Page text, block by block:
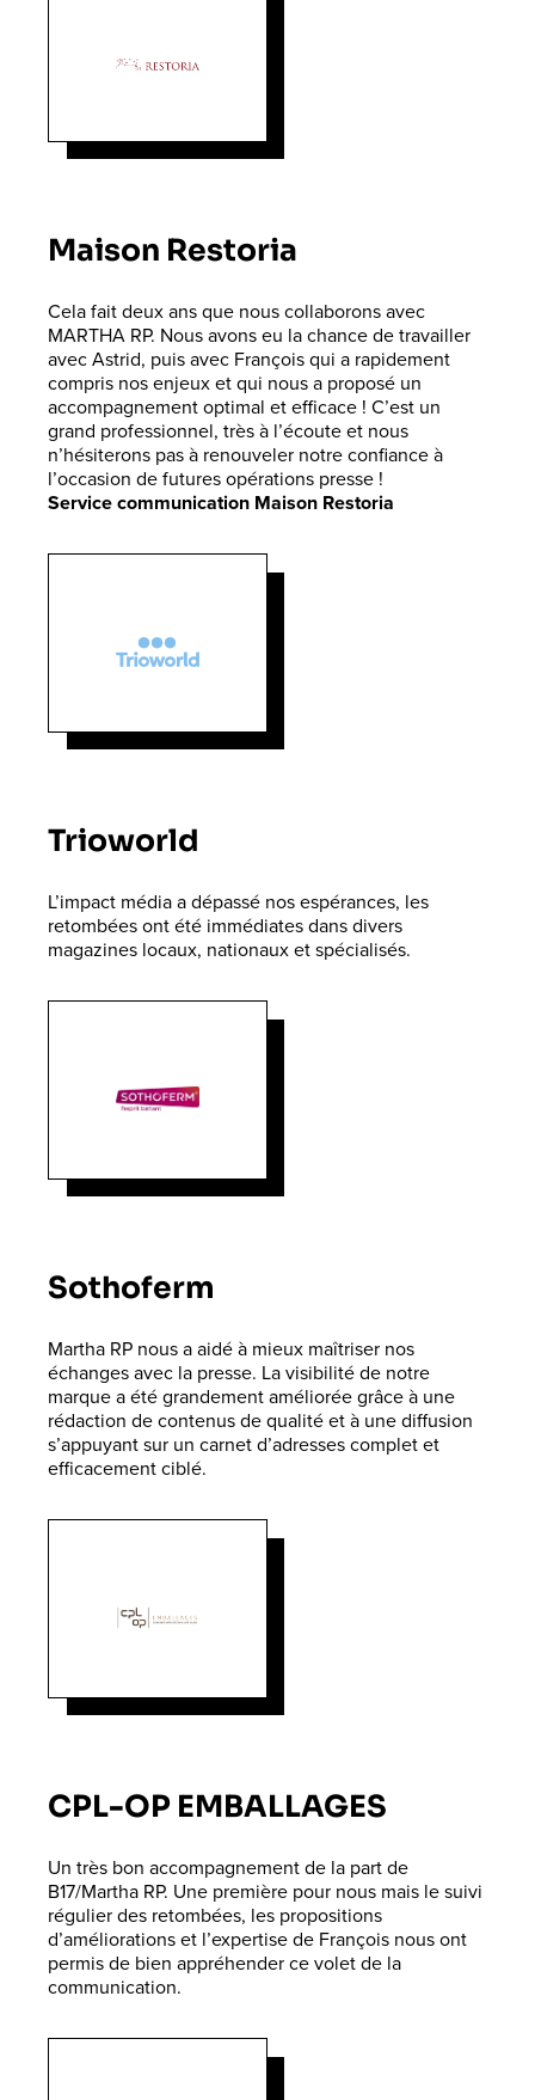
Maison Restoria
Cela fait deux ans que nous collaborons avec
MARTHA RP. Nous avons eu la chance de travailler
avec Astrid, puis avec François qui a rapidement
compris nos enjeux et qui nous a proposé un
accompagnement optimal et efficace ! C’est un
grand professionnel, très à l’écoute et nous
n’hésiterons pas à renouveler notre confiance à
l’occasion de futures opérations presse !
Service communication Maison Restoria
Trioworld
L’impact média a dépassé nos espérances, les
retombées ont été immédiates dans divers
magazines locaux, nationaux et spécialisés.
Sothoferm
Martha RP nous a aidé à mieux maîtriser nos
échanges avec la presse. La visibilité de notre
marque a été grandement améliorée grâce à une
rédaction de contenus de qualité et à une diffusion
s’appuyant sur un carnet d’adresses complet et
efficacement ciblé.
CPL-OP EMBALLAGES
Un très bon accompagnement de la part de
B17/Martha RP. Une première pour nous mais le suivi
régulier des retombées, les propositions
d’améliorations et l’expertise de François nous ont
permis de bien appréhender ce volet de la
communication.